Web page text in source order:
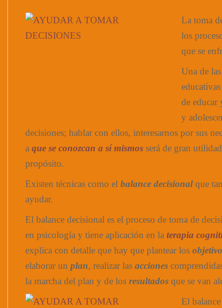
La toma
los
que se
Una de
de educar
y
decisiones; hablar con ellos, interesarnos por sus
a que se conozcan a sí mismos será de gran
propósito.
Existen técnicas como el balance decisional que
ayudar.
El balance decisional es el proceso de toma de
en psicología y tiene aplicación en la terapia
explica con detalle que hay que plantear los
elaborar un plan, realizar las acciones
la marcha del plan y de los resultados que se van
El